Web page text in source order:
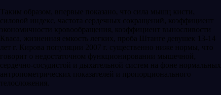
Таким образом, впервые показано, что сила мышц кисти,
силовой индекс, частота сердечных сокращений, коэффициент
экономичности кровообращения, коэффициент выносливости
Кваса, жизненная емкость легких, проба Штанге девушек 13-14
лет г. Кирова популяции 2007 г. существенно ниже нормы, что
говорит о недостаточном функционировании мышечной,
сердечно-сосудистой и дыхательной систем на фоне нормальных
антропометрических показателей и пропорционального
телосложения.